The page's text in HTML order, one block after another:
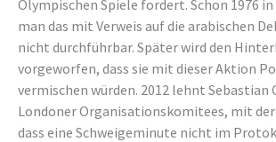
Olympischen Spiele fordert. Schon 1976
man das mit Verweis auf die arabischen
nicht durchführbar. Später wird den
vorgeworfen, dass sie mit dieser Aktion
vermischen würden. 2012 lehnt Sebastian
Londoner Organisationskomitees, mit
dass eine Schweigeminute nicht im